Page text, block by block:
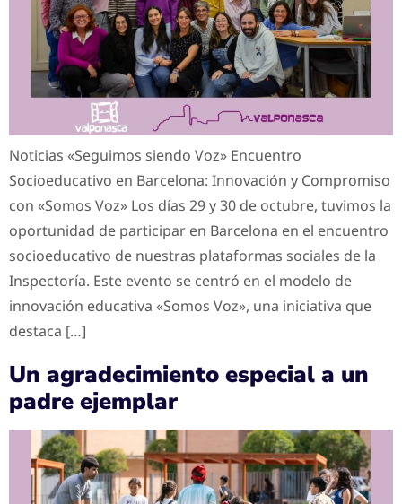
Noticias «Seguimos siendo Voz» Encuentro
Socioeducativo en Barcelona: Innovación y Compromiso
con «Somos Voz» Los días 29 y 30 de octubre, tuvimos la
oportunidad de participar en Barcelona en el encuentro
socioeducativo de nuestras plataformas sociales de la
Inspectoría. Este evento se centró en el modelo de
innovación educativa «Somos Voz», una iniciativa que
destaca […]
Un agradecimiento especial a un
padre ejemplar